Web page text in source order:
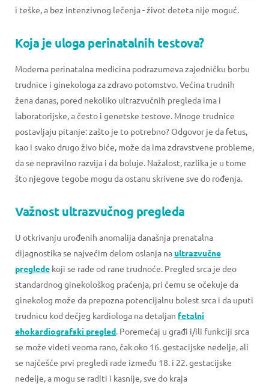
i teške, a bez intenzivnog lečenja - život deteta nije moguć.
Koja je uloga perinatalnih testova?
Moderna perinatalna medicina podrazumeva zajedničku borbu
trudnice i ginekologa za zdravo potomstvo. Većina trudnih
žena danas, pored nekoliko ultrazvučnih pregleda ima i
laboratorijske, a često i genetske testove. Mnoge trudnice
postavljaju pitanje: zašto je to potrebno? Odgovor je da fetus,
kao i svako drugo živo biće, može da ima zdravstvene probleme,
da se nepravilno razvija i da boluje. Nažalost, razlika je u tome
što njegove tegobe mogu da ostanu skrivene sve do rođenja.
Važnost ultrazvučnog pregleda
U otkrivanju urođenih anomalija današnja prenatalna
dijagnostika se najvećim delom oslanja naultrazvučne
preglede koji se rade od rane trudnoće. Pregled srca je deo
standardnog ginekološkog praćenja, pri čemu se očekuje da
ginekolog može da prepozna potencijalnu bolest srca i da uputi
trudnicu kod dečjeg kardiologa na detaljan fetalni
ehokardiografski pregled. Poremećaj u građi i/ili funkciji srca
se može videti veoma rano, čak oko 16. gestacijske nedelje, ali
se najčešće prvi pregledi rade između 18. i 22. gestacijske
nedelje, a mogu se raditi i kasnije, sve do kraja